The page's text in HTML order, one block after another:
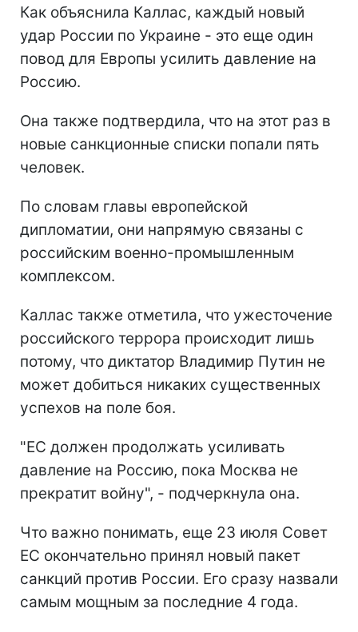
Как объяснила Каллас, каждый новый
удар России по Украине - это еще один
повод для Европы усилить давление на
Россию.
Она также подтвердила, что на этот раз в
новые санкционные списки попали пять
человек.
По словам главы европейской
дипломатии, они напрямую связаны с
российским военно-промышленным
комплексом.
Каллас также отметила, что ужесточение
российского террора происходит лишь
потому, что диктатор Владимир Путин не
может добиться никаких существенных
успехов на поле боя.
"ЕС должен продолжать усиливать
давление на Россию, пока Москва не
прекратит войну", - подчеркнула она.
Что важно понимать, еще 23 июля Совет
ЕС окончательно принял новый пакет
санкций против России. Его сразу назвали
самым мощным за последние 4 года.